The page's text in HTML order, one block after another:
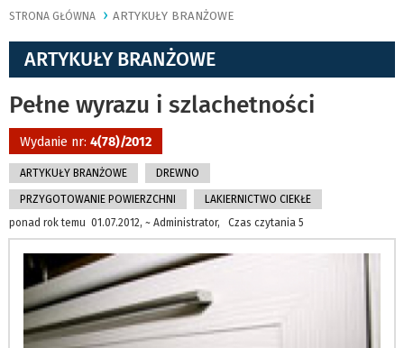
STRONA GŁÓWNA ARTYKUŁY BRANŻOWE
ARTYKUŁY BRANŻOWE
Pełne wyrazu i szlachetności
Wydanie nr: 4(78)/2012
ARTYKUŁY BRANŻOWE DREWNO
PRZYGOTOWANIE POWIERZCHNI
LAKIERNICTWO CIEKŁE
ponad rok temu 01.07.2012, ~ Administrator, Czas czytania 5